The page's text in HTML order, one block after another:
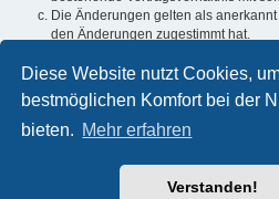
Diese Website nutzt Cookies,
bestmöglichen Komfort bei der
bieten. Mehr erfahren
Verstanden!
Die Änderungen gelten als
den Änderungen zugestimmt hat.
Informationen über den Umgang mit
sind in der Datenschutzerklärung
Powered byphpBB® Forum